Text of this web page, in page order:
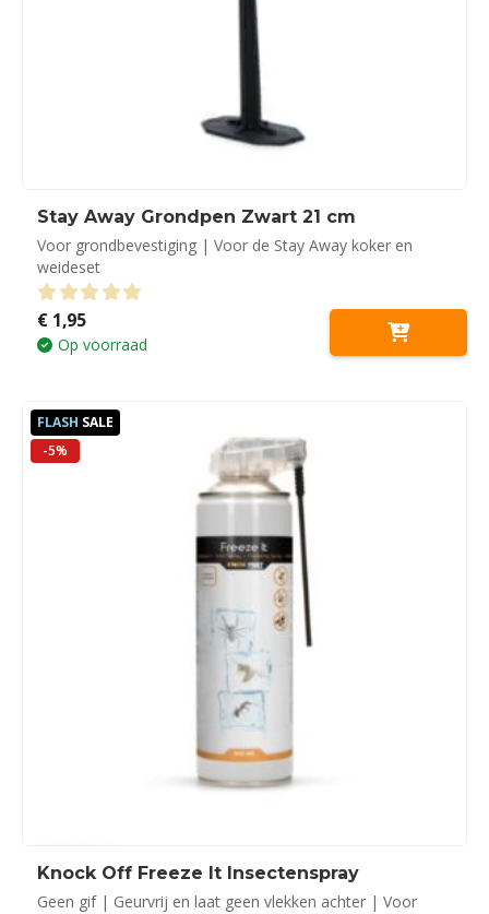
Stay Away Grondpen Zwart 21 cm
Voor grondbevestiging | Voor de Stay Away koker en
weideset
0 out of 5
€ 1,95
Op voorraad
FLASH SALE
-5%
Knock Off Freeze It Insectenspray
Geen gif | Geurvrij en laat geen vlekken achter | Voor